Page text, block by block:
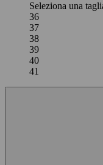
Seleziona una
36
37
38
39
40
41